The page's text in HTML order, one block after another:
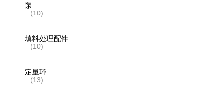
泵
(10)
填料处理配件
(10)
定量环
(13)